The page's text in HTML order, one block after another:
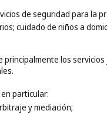
de seguridad para la
cuidado de niños a
principalmente los
particular:
y mediación;